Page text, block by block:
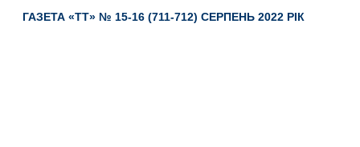
ГАЗЕТА «ТТ» № 15-16 (711-712) СЕРПЕНЬ 2022 РІК